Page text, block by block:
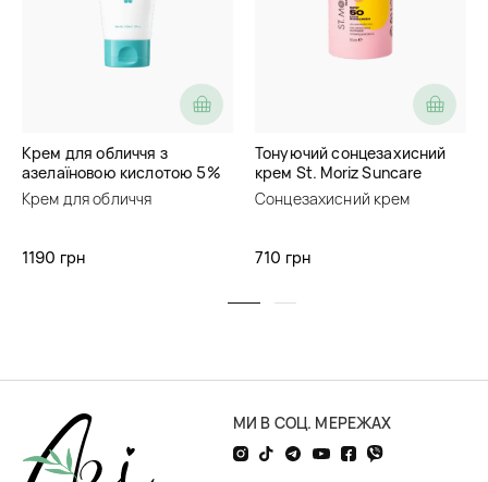
Крем для обличчя з
азелаїновою кислотою 5%
Skin&Lab Azelaic Acid
Balancing Moisturizer
Крем для обличчя
1190 грн
Тонуючий сонцезахисний
крем St. Moriz Suncare
SPF50 Tinded Face
Sunscreen
Сонцезахисний крем
710 грн
МИ В СОЦ. МЕРЕЖАХ